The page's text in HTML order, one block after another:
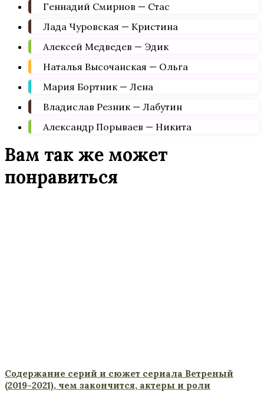
Геннадий Смирнов — Стас
Лада Чуровская — Кристина
Алексей Медведев — Эдик
Наталья Высочанская — Ольга
Мария Бортник — Лена
Владислав Резник — Лабутин
Александр Порываев — Никита
Вам так же может
понравиться
Содержание серий и сюжет сериала Ветреный
(2019-2021), чем закончится, актеры и роли